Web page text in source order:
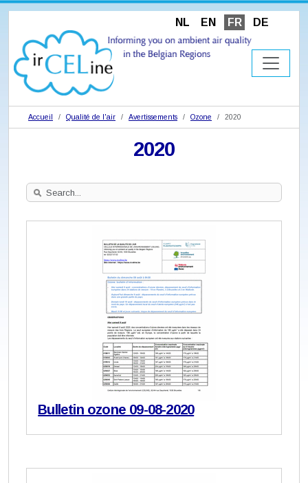
NL EN FR DE
Accueil Qualité de l'air Avertissements Ozone 2020
2020
Search
Site
Bulletin ozone 09-08-2020